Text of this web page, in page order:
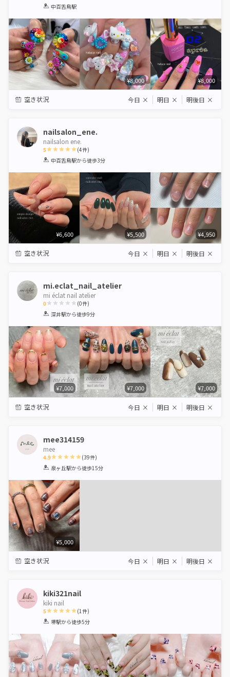
1 2 3 4 5
中百舌鳥駅
¥8,000 ¥8,000
空き状況 今日 × 明日 × 明後日 ×
nailsalon_ene.
nailsalon ene.
5
1 2 3 4 5
(4件)
中百舌鳥駅から徒歩3分
¥6,600 ¥5,500 ¥4,950
空き状況 今日 × 明日 × 明後日 ×
mi.eclat_nail_atelier
mi éclat nail atelier
0
1 2 3 4 5
(0件)
深井駅から徒歩9分
¥7,000 ¥7,000 ¥7,000
空き状況 今日 × 明日 × 明後日 ×
mee314159
mee
4.9
1 2 3 4 5
(39件)
泉ヶ丘駅から徒歩15分
¥5,000
空き状況 今日 × 明日 × 明後日 ×
kiki321nail
kiki nail
5
1 2 3 4 5
(1件)
堺駅から徒歩5分